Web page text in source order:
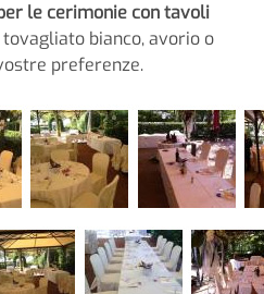
le cerimonie con tavoli
tovagliato bianco, avorio o
preferenze.